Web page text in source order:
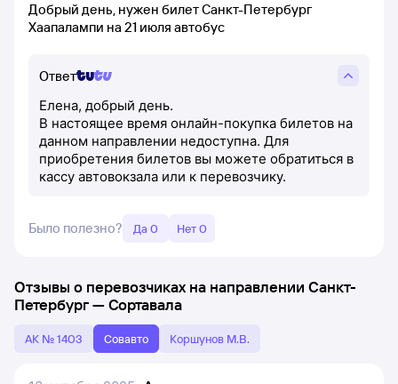
Добрый день, нужен билет Санкт-Петербург
Хаапалампи на 21 июля автобус
Ответ
Елена, добрый день.
В настоящее время онлайн-покупка билетов на
данном направлении недоступна. Для
приобретения билетов вы можете обратиться в
кассу автовокзала или к перевозчику.
Было полезно? Да 0 Нет 0
Отзывы о перевозчиках на направлении Санкт-
Петербург—Сортавала
АК № 1403 Совавто Коршунов М.В.